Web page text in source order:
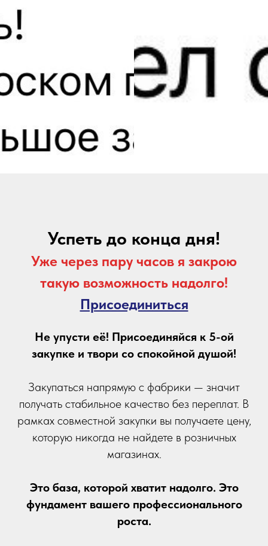
Успеть до конца дня!
Уже через пару часов я закрою
такую возможность надолго!
Присоединиться
Не упусти её! Присоединяйся к 5-ой
закупке и твори со спокойной душой!
Закупаться напрямую с фабрики — значит
получать стабильное качество без переплат. В
рамках совместной закупки вы получаете цену,
которую никогда не найдете в розничных
магазинах.
Это база, которой хватит надолго. Это
фундамент вашего профессионального
роста.